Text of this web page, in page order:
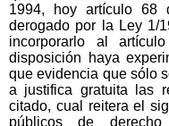
1994, hoy artículo 68
derogado por la Ley 1/
incorporarlo al
disposición haya
que evidencia que sólo
a justifica gratuita las
citado, cual reitera el
públicos de